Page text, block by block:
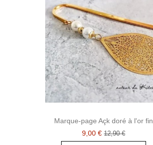
Marque-page Açk doré à l'or fin
9,00 € 12,90 €